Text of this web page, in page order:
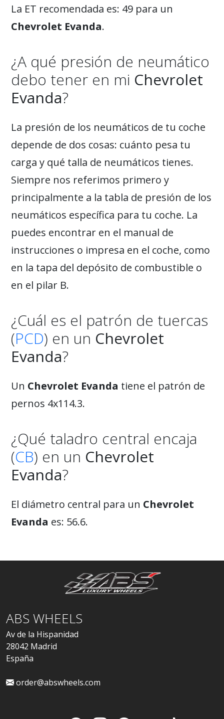
La ET recomendada es: 49 para un
Chevrolet Evanda.
¿A qué presión de neumático
debo tener en mi Chevrolet
Evanda?
La presión de los neumáticos de tu coche
depende de dos cosas: cuánto pesa tu
carga y qué talla de neumáticos tienes.
Siempre nos referimos primero y
principalmente a la tabla de presión de los
neumáticos específica para tu coche. La
puedes encontrar en el manual de
instrucciones o impresa en el coche, como
en la tapa del depósito de combustible o
en el pilar B.
¿Cuál es el patrón de tuercas
(PCD) en un Chevrolet
Evanda?
Un Chevrolet Evanda tiene el patrón de
pernos 4x114.3.
¿Qué taladro central encaja
(CB) en un Chevrolet
Evanda?
El diámetro central para un Chevrolet
Evanda es: 56.6.
ABS WHEELS
Av de la Hispanidad
28042 Madrid
España
order@abswheels.com